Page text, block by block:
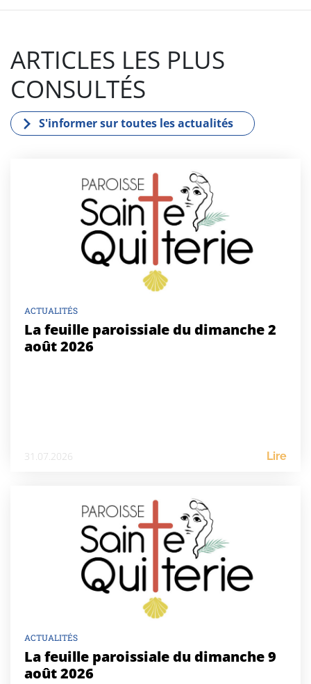
ARTICLES LES PLUS
CONSULTÉS
S'informer sur toutes les actualités
ACTUALITÉS
La feuille paroissiale du dimanche 2
août 2026
31.07.2026 Lire
ACTUALITÉS
La feuille paroissiale du dimanche 9
août 2026